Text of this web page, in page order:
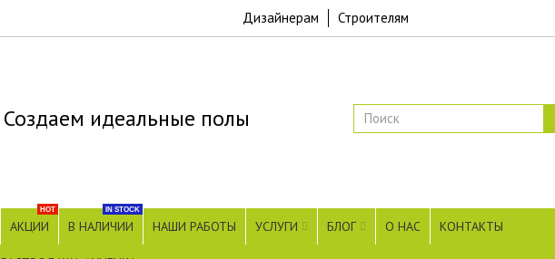
Дизайнерам Строителям
Создаем идеальные полы
АКЦИИ
HOT
В НАЛИЧИИ
IN STOCK
НАШИ РАБОТЫ УСЛУГИ БЛОГ О НАС КОНТАКТЫ